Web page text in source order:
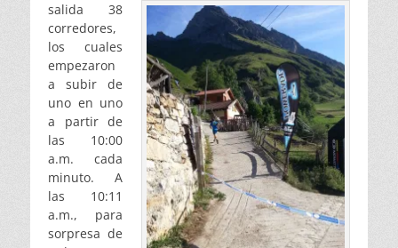
salida 38
corredores,
los cuales
empezaron
a subir de
uno en uno
a partir de
las 10:00
a.m. cada
minuto. A
las 10:11
a.m., para
sorpresa de